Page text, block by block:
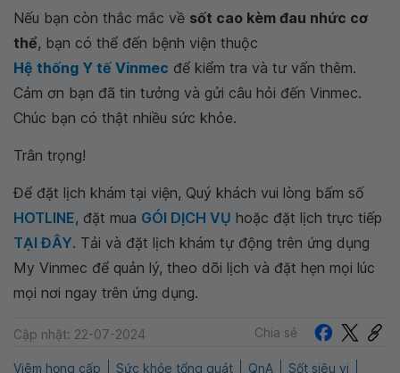
Nếu bạn còn thắc mắc về sốt cao kèm đau nhức cơ
thể, bạn có thể đến bệnh viện thuộc
Hệ thống Y tế Vinmec để kiểm tra và tư vấn thêm.
Cảm ơn bạn đã tin tưởng và gửi câu hỏi đến Vinmec.
Chúc bạn có thật nhiều sức khỏe.
Trân trọng!
Để đặt lịch khám tại viện, Quý khách vui lòng bấm số
HOTLINE, đặt mua GÓI DỊCH VỤ hoặc đặt lịch trực tiếp
TẠI ĐÂY. Tải và đặt lịch khám tự động trên ứng dụng
My Vinmec để quản lý, theo dõi lịch và đặt hẹn mọi lúc
mọi nơi ngay trên ứng dụng.
Cập nhật: 22-07-2024 Chia sẻ
Viêm họng cấp Sức khỏe tổng quát QnA
Sốt siêu vi